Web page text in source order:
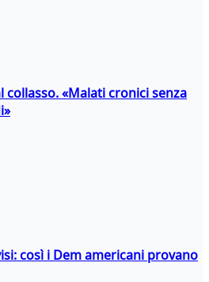
collasso. «Malati cronici senza
così i Dem americani provano